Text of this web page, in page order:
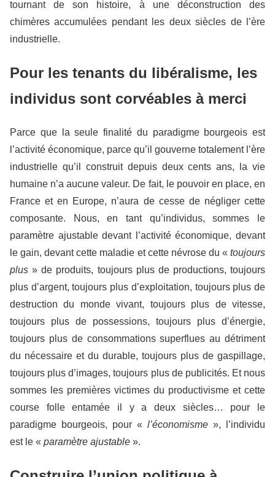
tournant de son histoire, à une déconstruction des
chimères accumulées pendant les deux siècles de l’ère
industrielle.
Pour les tenants du libéralisme, les
individus sont corvéables à merci
Parce que la seule finalité du paradigme bourgeois est
l’activité économique, parce qu’il gouverne totalement l’ère
industrielle qu’il construit depuis deux cents ans, la vie
humaine n’a aucune valeur. De fait, le pouvoir en place, en
France et en Europe, n’aura de cesse de négliger cette
composante. Nous, en tant qu’individus, sommes le
paramètre ajustable devant l’activité économique, devant
le gain, devant cette maladie et cette névrose du « toujours
plus » de produits, toujours plus de productions, toujours
plus d’argent, toujours plus d’exploitation, toujours plus de
destruction du monde vivant, toujours plus de vitesse,
toujours plus de possessions, toujours plus d’énergie,
toujours plus de consommations superflues au détriment
du nécessaire et du durable, toujours plus de gaspillage,
toujours plus d’images, toujours plus de publicités. Et nous
sommes les premières victimes du productivisme et cette
course folle entamée il y a deux siècles… pour le
paradigme bourgeois, pour « l’économisme », l’individu
est le « paramètre ajustable ».